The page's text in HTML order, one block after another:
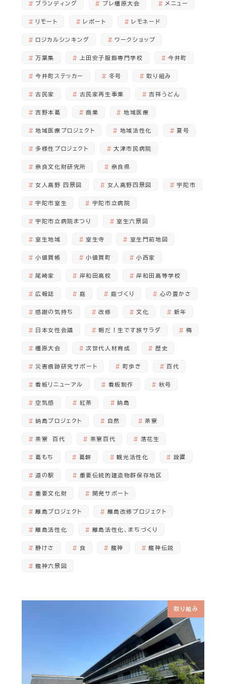
ブランディング プレ橿原大会 メニュー
リモート レポート レモネード
ロジカルシンキング ワークショップ
万葉集 上田安子服飾専門学校 今井町
今井町ステッカー 冬号 取り組み
古民家 古民家再生事業 吉祥うどん
吉野本葛 商業 地域医療
地域医療プロジェクト 地域活性化 夏号
多様性プロジェクト 大津市民病院
奈良文化財研究所 奈良県
女人高野 四景図 女人高野四景図 宇陀市
宇陀市室生 宇陀市立病院
宇陀市立病院まつり 室生六景図
室生地域 室生寺 室生門前地図
小値賀帳 小値賀町 小西家
尾崎家 岸和田高校 岸和田高等学校
広報誌 庭 庭づくり 心の豊かさ
感謝の気持ち 改修 文化 新年
日本女性会議 朝だ！生です旅サラダ 梅
橿原大会 次世代人材育成 歴史
災害痕跡研究サポート 町歩き 百代
看板リニューアル 看板制作 秋号
空気感 紅茶 納島
納島プロジェクト 自然 茶寮
茶寮 百代 茶寮百代 落花生
葛もち 葛餅 観光活性化 設置
道の駅 重要伝統的建造物群保存地区
重要文化財 開発サポート
離島プロジェクト 離島改修プロジェクト
離島活性化 離島活性化、まちづくり
静けさ 食 龍神 龍神伝説
龍神六景図
取り組み